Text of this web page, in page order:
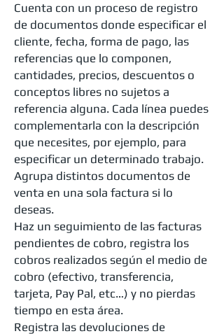
Cuenta con un proceso de registro
de documentos donde especificar el
cliente, fecha, forma de pago, las
referencias que lo componen,
cantidades, precios, descuentos o
conceptos libres no sujetos a
referencia alguna. Cada línea puedes
complementarla con la descripción
que necesites, por ejemplo, para
especificar un determinado trabajo.
Agrupa distintos documentos de
venta en una sola factura si lo
deseas.
Haz un seguimiento de las facturas
pendientes de cobro, registra los
cobros realizados según el medio de
cobro (efectivo, transferencia,
tarjeta, Pay Pal, etc…) y no pierdas
tiempo en esta área.
Registra las devoluciones de